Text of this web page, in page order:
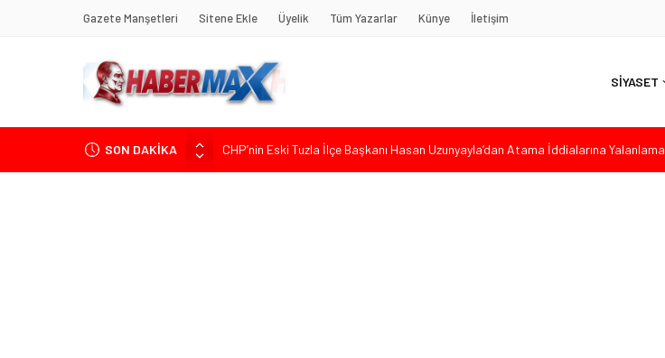
Gazete Manşetleri Sitene Ekle Üyelik Tüm Yazarlar Künye İletişim
SİYASET
SON DAKİKA
CHP’nin Eski Tuzla İlçe Başkanı Hasan Uzunyayla’dan Atama İddialarına Yalanlama
Başkan Orhan Çerkez duyurdu: Çekmeköy’de Gençlik Merkezi’nin temeli atıldı